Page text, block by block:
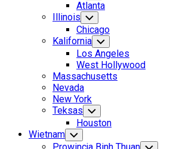
Child
Menu
Atlanta
Illinois Toggle
Child
Menu
Chicago
Kalifornia Toggle
Child
Menu
Los Angeles
West Hollywood
Massachusetts
Nevada
New York
Teksas Toggle
Child
Menu
Houston
Wietnam Toggle
Child
Toggle